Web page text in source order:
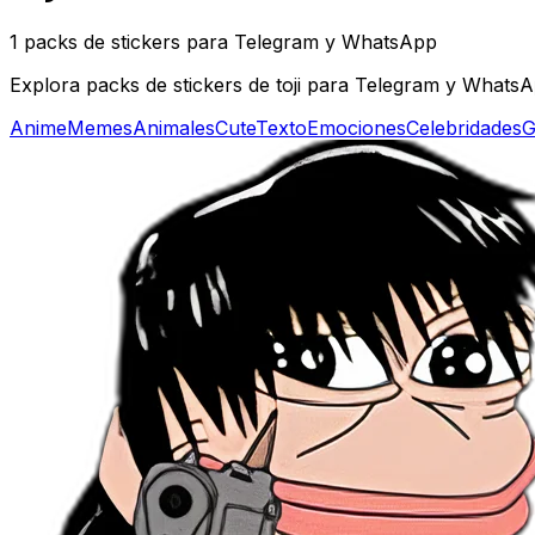
1 packs de stickers para Telegram y WhatsApp
Explora packs de stickers de toji para Telegram y
AnimeMemesAnimalesCuteTextoEmocionesCelebridades